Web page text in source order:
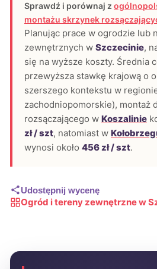
Sprawdź i porównaj z
montażu skrzynek
Planując prace w ogrodzie lub
zewnętrznych w Szczecinie,
się na wyższe koszty. Średnia
przewyższa stawkę krajową o
szerszego kontekstu w
zachodniopomorskie), montaż
rozsączającego w Koszalinie
zł / szt, natomiast w
wynosi około 456 zł / szt.
Udostępnij wycenę
Ogród i tereny zewnętrzne w